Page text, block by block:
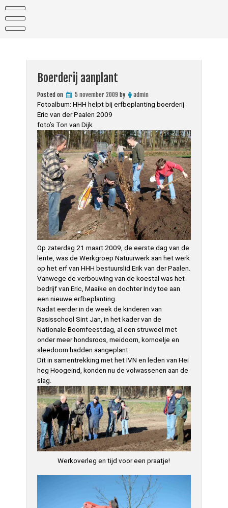
content
Boerderij aanplant
Posted on 5 november 2009 by
admin
Fotoalbum: HHH helpt bij erfbeplanting boerderij
Eric van der Paalen 2009
foto’s Ton van Dijk
Op zaterdag 21 maart 2009, de eerste dag van de
lente, was de Werkgroep Natuurwerk aan het werk
op het erf van HHH bestuurslid Erik van der Paalen.
Vanwege de verbouwing van de koestal was het
bedrijf van Eric, Maaike en dochter Indy toe aan
een nieuwe erfbeplanting.
Nadat eerder in de week de kinderen van
Basisschool Sint Jan, in het kader van de
Nationale Boomfeestdag, al een struweel met
onder meer hondsroos, meidoorn, kornoelje en
sleedoorn hadden aangeplant.
Dit in samentrekking met het IVN en leden van Hei
heg Hoogeind, konden nu de volwassenen aan de
slag.
Werkoverleg en tijd voor een praatje!